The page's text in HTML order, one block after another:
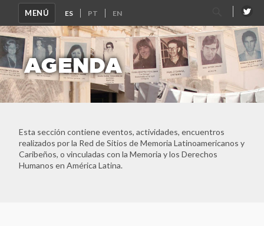
MENÚ
Buscar
por:
AGENDA
Esta sección contiene eventos, actividades, encuentros
realizados por la Red de Sitios de Memoria Latinoamericanos y
Caribeños, o vinculadas con la Memoria y los Derechos
Humanos en América Latina.